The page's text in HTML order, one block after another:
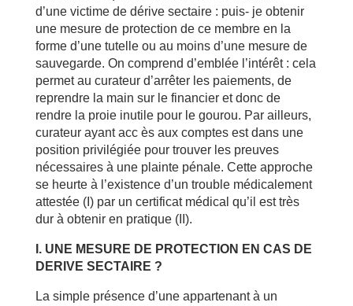
d’une victime de dérive sectaire : puis- je obtenir
une mesure de protection de ce membre en la
forme d’une tutelle ou au moins d’une mesure de
sauvegarde. On comprend d’emblée l’intérêt : cela
permet au curateur d’arrêter les paiements, de
reprendre la main sur le financier et donc de
rendre la proie inutile pour le gourou. Par ailleurs,
curateur ayant acc ès aux comptes est dans une
position privilégiée pour trouver les preuves
nécessaires à une plainte pénale. Cette approche
se heurte à l’existence d’un trouble médicalement
attestée (I) par un certificat médical qu’il est très
dur à obtenir en pratique (II).
I. UNE MESURE DE PROTECTION EN CAS DE
DERIVE SECTAIRE ?
La simple présence d’une appartenant à un